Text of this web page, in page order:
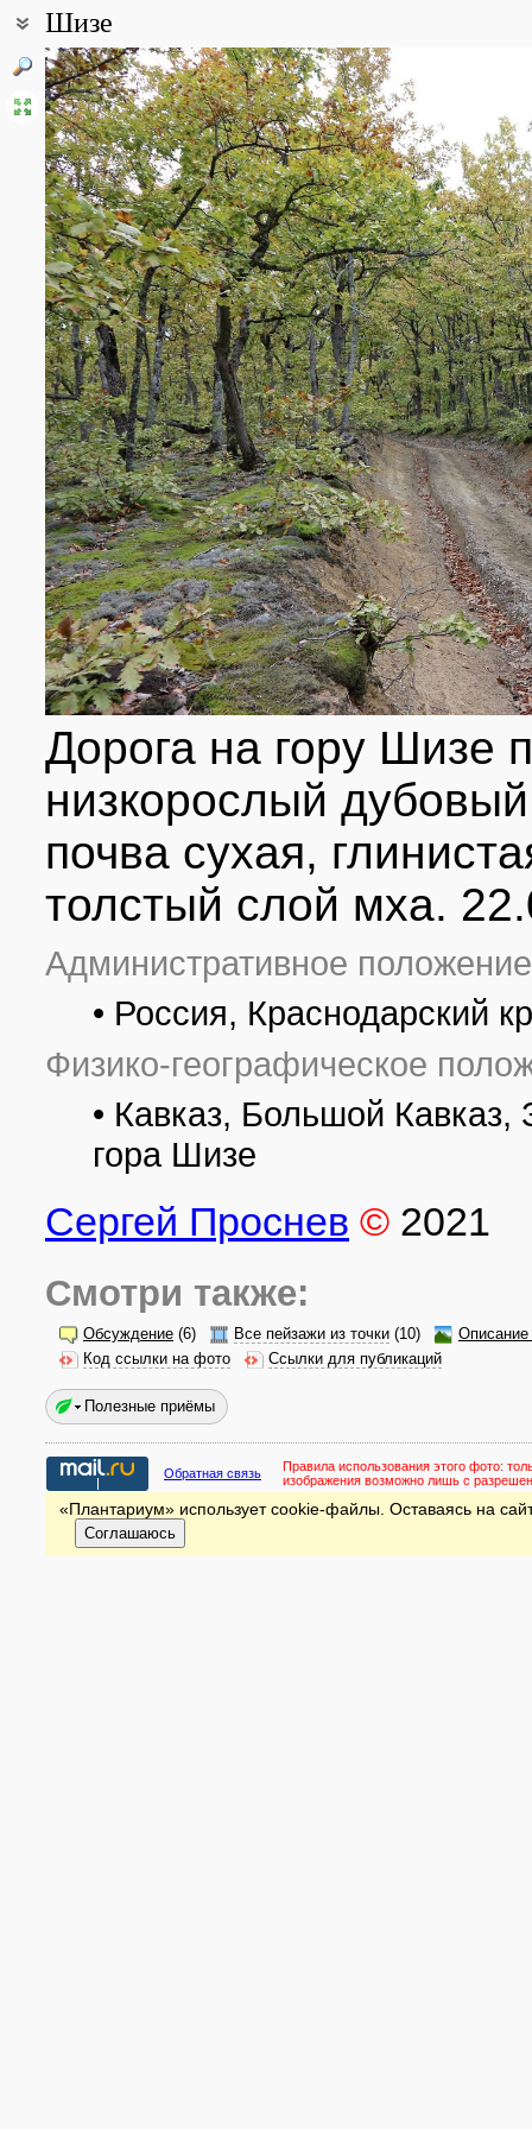
Шизе
Координаты:
44° 44′ 21.77″ с.ш., 38° 09′ 46.98″ в.д. (смотреть на картах
Описание точки:
Гора Шизе — высшая точка хребта Грузинка — 542 м.
станицы Эриванской.
Вершинная часть горы пологая, вытянута в субширотном
обращенные к долине реки Абин, или круты, или обрывисты и
протяженностью около 1,5 км и высотой 80—100 м. На юге
востоке — Папайская цепь и хребет Дерби.
Плоский водораздел гребня Шизе порос дикой грушей,
обнажениях нашел себе пристанище можжевельник.
ксерофильной растительностью средиземноморского типа
Все фотографии(10) Фото растений и лишайников(160)
Дорога на гору Шизе
низкорослый
почва сухая,
толстый слой мха.
Административное
• Россия, Краснодарский
Физико-географическое
• Кавказ, Большой Кавказ,
гора Шизе
Сергей Проснев © 2021
Смотри также:
Обсуждение (6) Все пейзажи из точки (10)
Описание
Код ссылки на фото
Ссылки для публикаций
Полезные приёмы
Обратная связь Правила использования этого фото:
изображения возможно лишь с
«Плантариум» использует cookie-файлы. Оставаясь на
Соглашаюсь